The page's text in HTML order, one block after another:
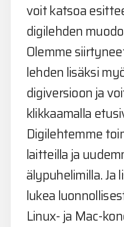
voit katsoa
digilehden
Olemme
lehden lisäksi
digiversioon ja
klikkaamalla
Digilehtemme
laitteilla ja
älypuhelimilla. Ja
lukea
Linux- ja Mac-